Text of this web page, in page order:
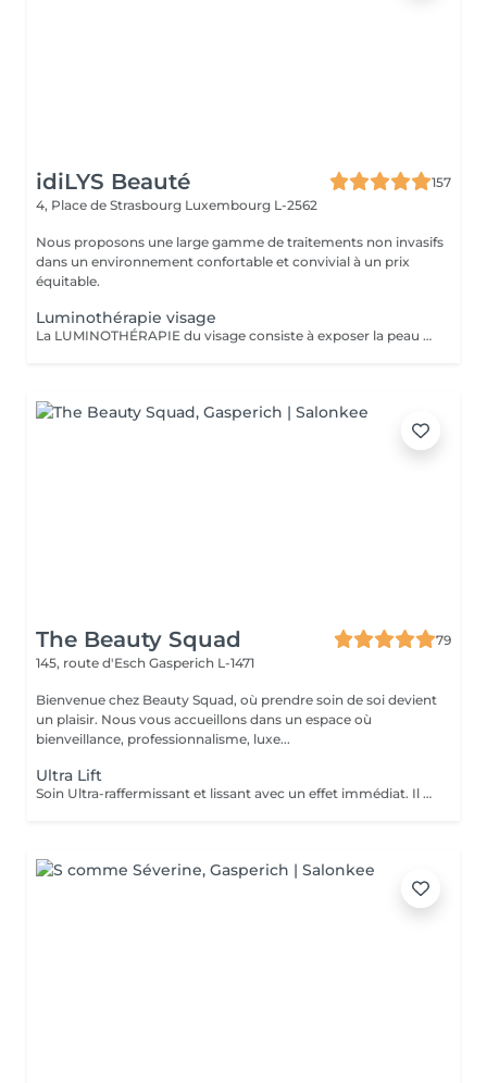
idiLYS Beauté
157
4, Place de Strasbourg Luxembourg L-2562
Nous proposons une large gamme de traitements non invasifs
dans un environnement confortable et convivial à un prix
équitable.
Luminothérapie visage
La LUMINOTHÉRAPIE du visage consiste à exposer la peau à des lumières LED afin de stimuler le renouvellement cellulaire et améliorer l'éclat du teint.
The Beauty Squad
79
145, route d'Esch Gasperich L-1471
Bienvenue chez Beauty Squad, où prendre soin de soi devient
un plaisir. Nous vous accueillons dans un espace où
bienveillance, professionnalisme, luxe...
Ultra Lift
Soin Ultra-raffermissant et lissant avec un effet immédiat. Il est sur-concentré en principes actifs afin de restructurer et de donner de l'élasticité à la peau. Son effet tenseur et restructurant intensif favorise la synthèse de collagène et d'élastine en diminuant le relachement et en redonnant du volume aux tissus. Le soin idéal pour restructurer, repulper lisser et rendre de l'élasticité à la peau. 1 soin : 135€ Forfait 5 soins : 610€